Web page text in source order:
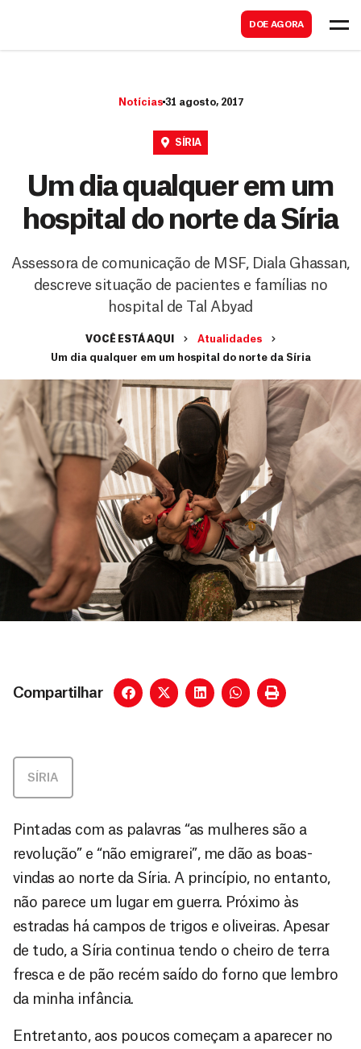
DOE AGORA
Notícias 31 agosto, 2017
SÍRIA
Um dia qualquer em um
hospital do norte da Síria
Assessora de comunicação de MSF, Diala Ghassan,
descreve situação de pacientes e famílias no
hospital de Tal Abyad
VOCÊ ESTÁ AQUI
Atualidades
Um dia qualquer em um hospital do norte da Síria
Compartilhar
SÍRIA
Pintadas com as palavras “as mulheres são a
revolução” e “não emigrarei”, me dão as boas-
vindas ao norte da Síria. A princípio, no entanto,
não parece um lugar em guerra. Próximo às
estradas há campos de trigos e oliveiras. Apesar
de tudo, a Síria continua tendo o cheiro de terra
fresca e de pão recém saído do forno que lembro
da minha infância.
Entretanto, aos poucos começam a aparecer no
a
r